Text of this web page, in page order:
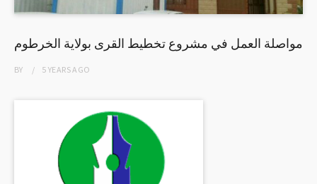
مواصلة العمل في مشروع تخطيط القرى بولاية الخرطوم
BY 5 YEARSAGO